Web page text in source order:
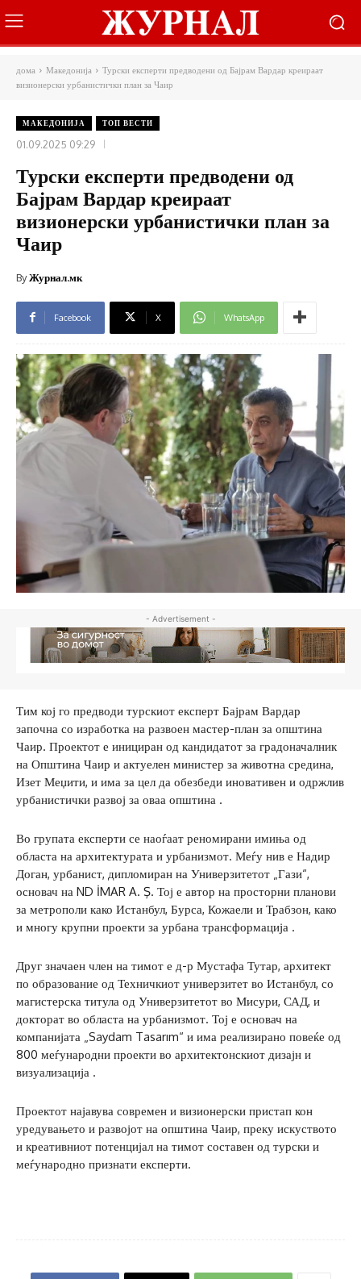
дома Македонија
Турски експерти предводени од Бајрам Вардар креираат
визионерски урбанистички план за Чаир
МАКЕДОНИЈА ТОП ВЕСТИ
01.09.2025 09:29
Турски експерти предводени од
Бајрам Вардар креираат
визионерски урбанистички план за
Чаир
ByЖурнал.мк
Facebook X WhatsApp
- Advertisement -
Тим кој го предводи турскиот експерт Бајрам Вардар
започна со изработка на развоен мастер-план за општина
Чаир. Проектот е инициран од кандидатот за градоначалник
на Општина Чаир и актуелен министер за животна средина,
Изет Меџити, и има за цел да обезбеди иновативен и одржлив
урбанистички развој за оваа општина .
Во групата експерти се наоѓаат реномирани имиња од
областа на архитектурата и урбанизмот. Меѓу нив е Надир
Доган, урбанист, дипломиран на Универзитетот „Гази“,
основач на ND İMAR A. Ş. Тој е автор на просторни планови
за метрополи како Истанбул, Бурса, Кожаели и Трабзон, како
и многу крупни проекти за урбана трансформација .
Друг значаен член на тимот е д-р Мустафа Тутар, архитект
по образование од Техничкиот универзитет во Истанбул, со
магистерска титула од Универзитетот во Мисури, САД, и
докторат во областа на урбанизмот. Тој е основач на
компанијата „Saydam Tasarım“ и има реализирано повеќе од
800 меѓународни проекти во архитектонскиот дизајн и
визуализација .
Проектот најавува современ и визионерски пристап кон
уредувањето и развојот на општина Чаир, преку искуството
и креативниот потенцијал на тимот составен од турски и
меѓународно признати експерти.